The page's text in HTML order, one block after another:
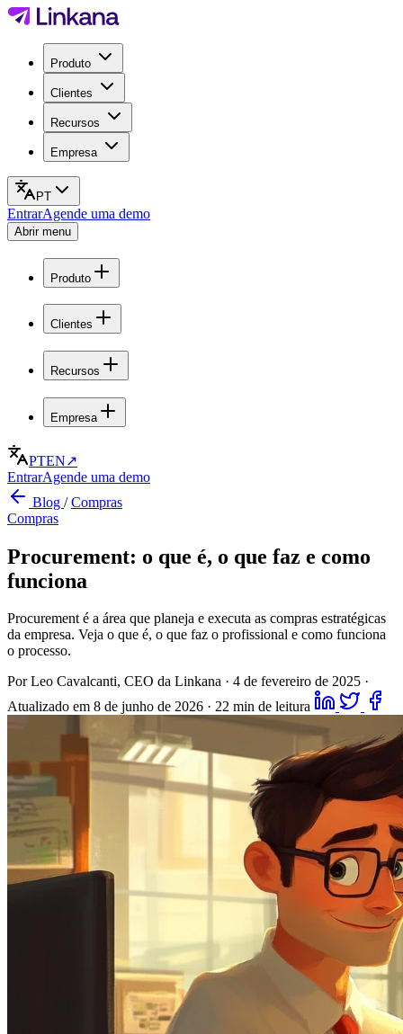
Produto
Clientes
Recursos
Empresa
PT
EntrarAgende uma demo
Abrir menu
Produto
Clientes
Recursos
Empresa
PTEN↗
EntrarAgende uma demo
Blog /Compras
Compras
Procurement: o que é, o que faz e como
funciona
Procurement é a área que planeja e executa as compras estratégicas
da empresa. Veja o que é, o que faz o profissional e como funciona
o processo.
Por Leo Cavalcanti, CEO da Linkana · 4 de fevereiro de 2025 ·
Atualizado em 8 de junho de 2026 · 22 min de leitura